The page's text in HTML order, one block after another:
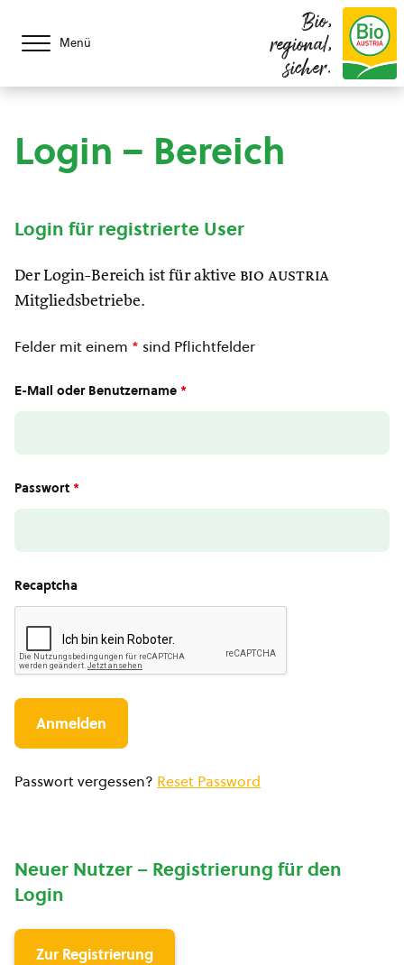
Menü
Bio,
regional,
sicher.
Login – Bereich
Login für registrierte User
Der Login-Bereich ist für aktive bio austria
Mitgliedsbetriebe.
Felder mit einem * sind Pflichtfelder
E-Mail oder Benutzername *
Passwort *
Recaptcha
Passwort vergessen? Reset Password
Neuer Nutzer – Registrierung für den
Login
Zur Registrierung